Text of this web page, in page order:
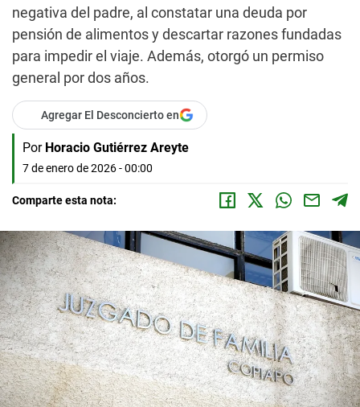
negativa del padre, al constatar una deuda por
pensión de alimentos y descartar razones fundadas
para impedir el viaje. Además, otorgó un permiso
general por dos años.
Agregar El Desconcierto en
Por Horacio Gutiérrez Areyte
7 de enero de 2026 - 00:00
Comparte esta nota: